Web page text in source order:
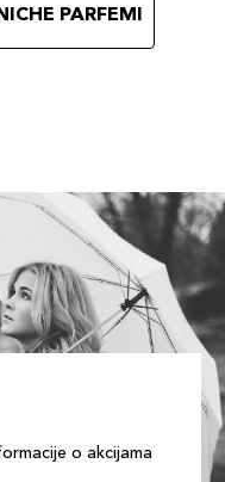
PARFEMI
o akcijama